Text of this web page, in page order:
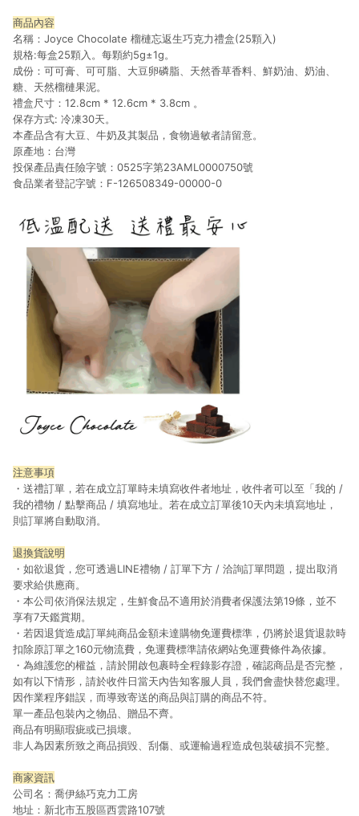
商品內容
名稱：Joyce Chocolate 榴槤忘返生巧克力禮盒(25顆入)
規格:每盒25顆入。每顆約5g±1g。
成份：可可膏、可可脂、大豆卵磷脂、天然香草香料、鮮奶油、奶油、
糖、天然榴槤果泥。
禮盒尺寸：12.8cm * 12.6cm * 3.8cm 。
保存方式: 冷凍30天。
本產品含有大豆、牛奶及其製品，食物過敏者請留意。
原產地：台灣
投保產品責任險字號：0525字第23AML0000750號
食品業者登記字號：F-126508349-00000-0
注意事項
・送禮訂單，若在成立訂單時未填寫收件者地址，收件者可以至「我的 /
我的禮物 / 點擊商品 / 填寫地址。若在成立訂單後10天內未填寫地址，
則訂單將自動取消。
退換貨說明
・如欲退貨，您可透過LINE禮物 / 訂單下方 / 洽詢訂單問題，提出取消
要求給供應商。
・本公司依消保法規定，生鮮食品不適用於消費者保護法第19條，並不
享有7天鑑賞期。
・若因退貨造成訂單純商品金額未達購物免運費標準，仍將於退貨退款時
扣除原訂單之160元物流費，免運費標準請依網站免運費條件為依據。
・為維護您的權益，請於開啟包裹時全程錄影存證，確認商品是否完整，
如有以下情形，請於收件日當天內告知客服人員，我們會盡快替您處理。
因作業程序錯誤，而導致寄送的商品與訂購的商品不符。
單一產品包裝內之物品、贈品不齊。
商品有明顯瑕疵或已損壞。
非人為因素所致之商品損毀、刮傷、或運輸過程造成包裝破損不完整。
商家資訊
公司名：喬伊絲巧克力工房
地址：新北市五股區西雲路107號